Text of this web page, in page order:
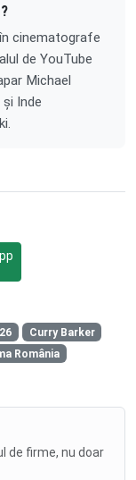
cinematografe
de YouTube
Michael
Inde
Curry Barker
România
de firme, nu doar